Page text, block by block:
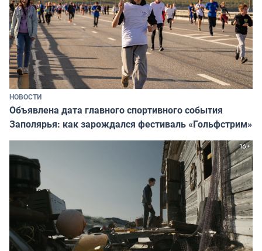
НОВОСТИ
Объявлена дата главного спортивного события
Заполярья: как зарождался фестиваль «Гольфстрим»